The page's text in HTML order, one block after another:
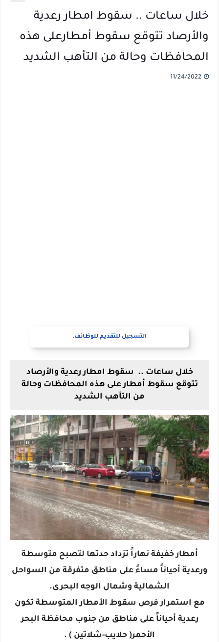
اعلان وظائف الشركة القابضة لمصر للطيران لشغل وظائف ( مهندس ميكانيكا / ضابط مبيعات / فني تبريد وتكييف / فني كهرباء / فني غلايات / فني غازات / فني سباك )
خلال ساعات .. سقوط امطار رعدية
والأرصاد تتوقع سقوط أمطارعلى هذه
المحافظات وحالة من التأهب الشديد
التسجيل للتقديم للوظائف.
خلال ساعات .. سقوط امطار رعدية والأرصاد
تتوقع سقوط أمطار على هذه المحافظات وحالة
من التأهب الشديد
أمطار خفيفة نهاراً تزداد حدتها لتصبح متوسطة
ورعدية أحياناً مساءً على مناطق متفرقة من السواحل
الشمالية وشمال الوجه البحرى.
مع استمرار فرص سقوط الأمطار المتوسطة تكون
رعدية أحياناً على مناطق من جنوب محافظة البحر
الأحمر( حلايب-شلاتين ) .